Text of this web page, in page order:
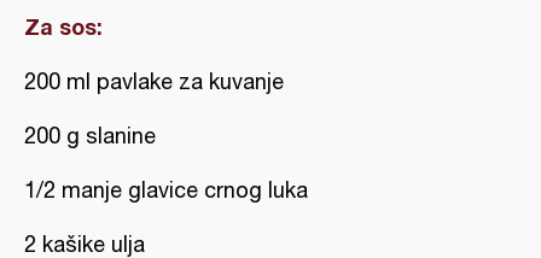
Za sos:
200 ml pavlake za kuvanje
200 g slanine
1/2 manje glavice crnog luka
2 kašike ulja